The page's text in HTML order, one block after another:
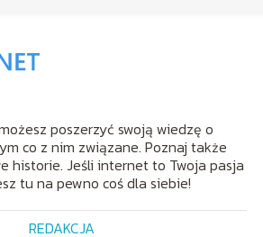
poszerzyć swoją wiedzę o
co z nim związane. Poznaj także
historie. Jeśli internet to Twoja pasja
tu na pewno coś dla siebie!
REDAKCJA